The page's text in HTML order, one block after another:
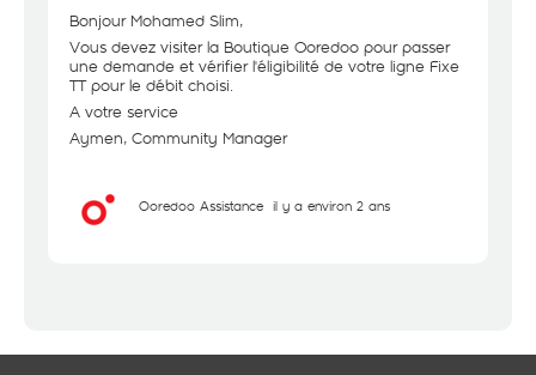
Bonjour Mohamed Slim,
Vous devez visiter la Boutique Ooredoo pour passer
une demande et vérifier l'éligibilité de votre ligne Fixe
TT pour le débit choisi.
A votre service
Aymen, Community Manager
Ooredoo Assistance il y a environ 2 ans